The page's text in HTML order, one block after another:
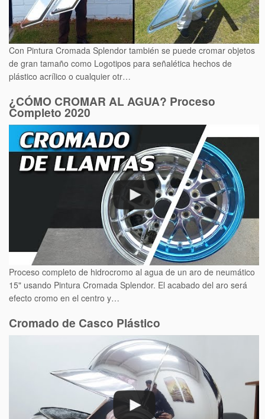
Con Pintura Cromada Splendor también se puede cromar objetos
de gran tamaño como Logotipos para señalética hechos de
plástico acrílico o cualquier otr…
¿CÓMO CROMAR AL AGUA? Proceso
Completo 2020
Proceso completo de hidrocromo al agua de un aro de neumático
15" usando Pintura Cromada Splendor. El acabado del aro será
efecto cromo en el centro y…
Cromado de Casco Plástico